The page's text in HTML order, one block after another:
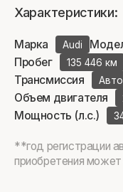
Характеристики:
Марка Audi
Пробег 135 446 км
Трансмиссия
Объем двигателя
Мощность (л.с.)
**год регистрации
приобретения может